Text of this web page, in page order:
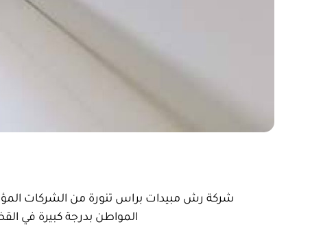
شركة رش مبيدات براس تنورة من الشركات
المواطن بدرجة كبيرة في